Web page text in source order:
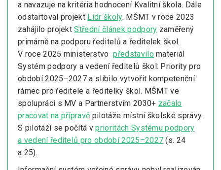
a navazuje na kritéria hodnocení Kvalitní škola. Dále
odstartoval projekt Lídr školy. MŠMT v roce 2023
zahájilo projektStřední článek podpory zaměřený
primárně na podporu ředitelů a ředitelek škol.
V roce 2025 ministerstvopředstavilomateriál
Systém podpory a vedení ředitelů škol: Priority pro
období 2025–2027 a slíbilo vytvořit kompetenční
rámec pro ředitele a ředitelky škol. MŠMT ve
spolupráci s MV a Partnerstvím 2030+ začalo
pracovat na přípravě pilotáže místní školské správy.
S pilotáží se počítá vprioritách Systému podpory
a vedení ředitelů pro období 2025–2027 (s. 24
a 25).